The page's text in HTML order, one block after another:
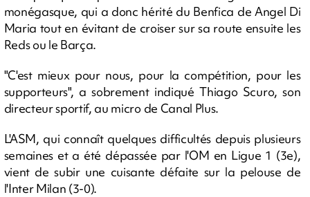
monégasque, qui a donc hérité du Benfica de Angel Di
Maria tout en évitant de croiser sur sa route ensuite les
Reds ou le Barça.
"C'est mieux pour nous, pour la compétition, pour les
supporteurs", a sobrement indiqué Thiago Scuro, son
directeur sportif, au micro de Canal Plus.
L'ASM, qui connaît quelques difficultés depuis plusieurs
semaines et a été dépassée par l'OM en Ligue 1 (3e),
vient de subir une cuisante défaite sur la pelouse de
l'Inter Milan (3-0).